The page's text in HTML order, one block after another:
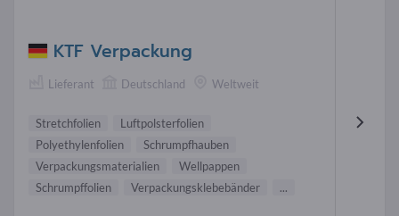
KTF Verpackung
Lieferant Deutschland Weltweit
Stretchfolien
Luftpolsterfolien
Polyethylenfolien
Schrumpfhauben
Verpackungsmaterialien
Wellpappen
Schrumpffolien
Verpackungsklebebänder ...